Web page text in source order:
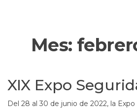
Mes:
XIX Expo
Del 28 al 30 de junio de 2022, la